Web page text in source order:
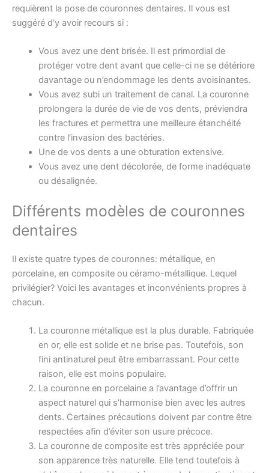
requièrent la pose de couronnes dentaires. Il vous est
suggéré d’y avoir recours si :
Vous avez une dent brisée. Il est primordial de
protéger votre dent avant que celle-ci ne se détériore
davantage ou n’endommage les dents avoisinantes.
Vous avez subi un traitement de canal. La couronne
prolongera la durée de vie de vos dents, préviendra
les fractures et permettra une meilleure étanchéité
contre l’invasion des bactéries.
Une de vos dents a une obturation extensive.
Vous avez une dent décolorée, de forme inadéquate
ou désalignée.
Différents modèles de couronnes
dentaires
Il existe quatre types de couronnes: métallique, en
porcelaine, en composite ou céramo-métallique. Lequel
privilégier? Voici les avantages et inconvénients propres à
chacun.
La couronne métallique est la plus durable. Fabriquée
en or, elle est solide et ne brise pas. Toutefois, son
fini antinaturel peut être embarrassant. Pour cette
raison, elle est moins populaire.
La couronne en porcelaine a l’avantage d’offrir un
aspect naturel qui s’harmonise bien avec les autres
dents. Certaines précautions doivent par contre être
respectées afin d’éviter son usure précoce.
La couronne de composite est très appréciée pour
son apparence très naturelle. Elle tend toutefois à